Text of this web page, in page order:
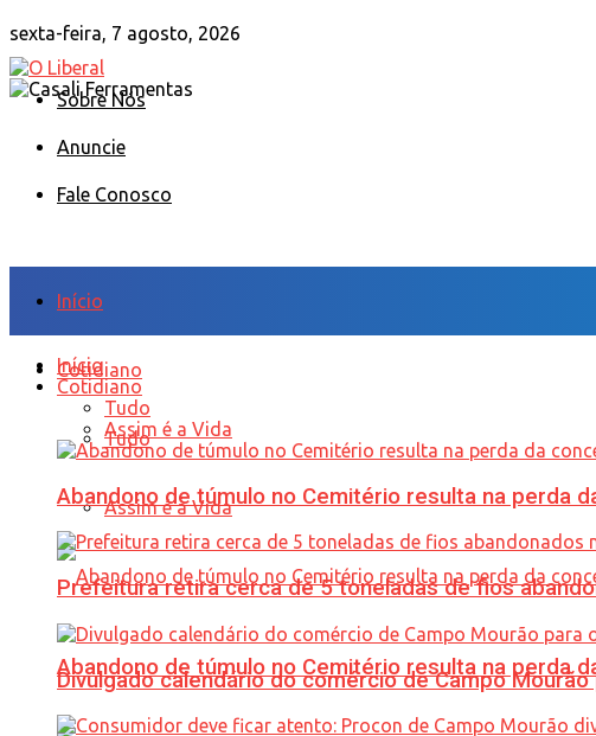
sexta-feira, 7 agosto, 2026
Sobre Nós
Anuncie
Fale Conosco
Início
Cotidiano
Tudo
Assim é a Vida
Abandono de túmulo no Cemitério resulta na perda
Início
Cotidiano
Tudo
Assim é a Vida
Abandono de túmulo no Cemitério resulta na perda
Prefeitura retira cerca de 5 toneladas de fios
Divulgado calendário do comércio de Campo